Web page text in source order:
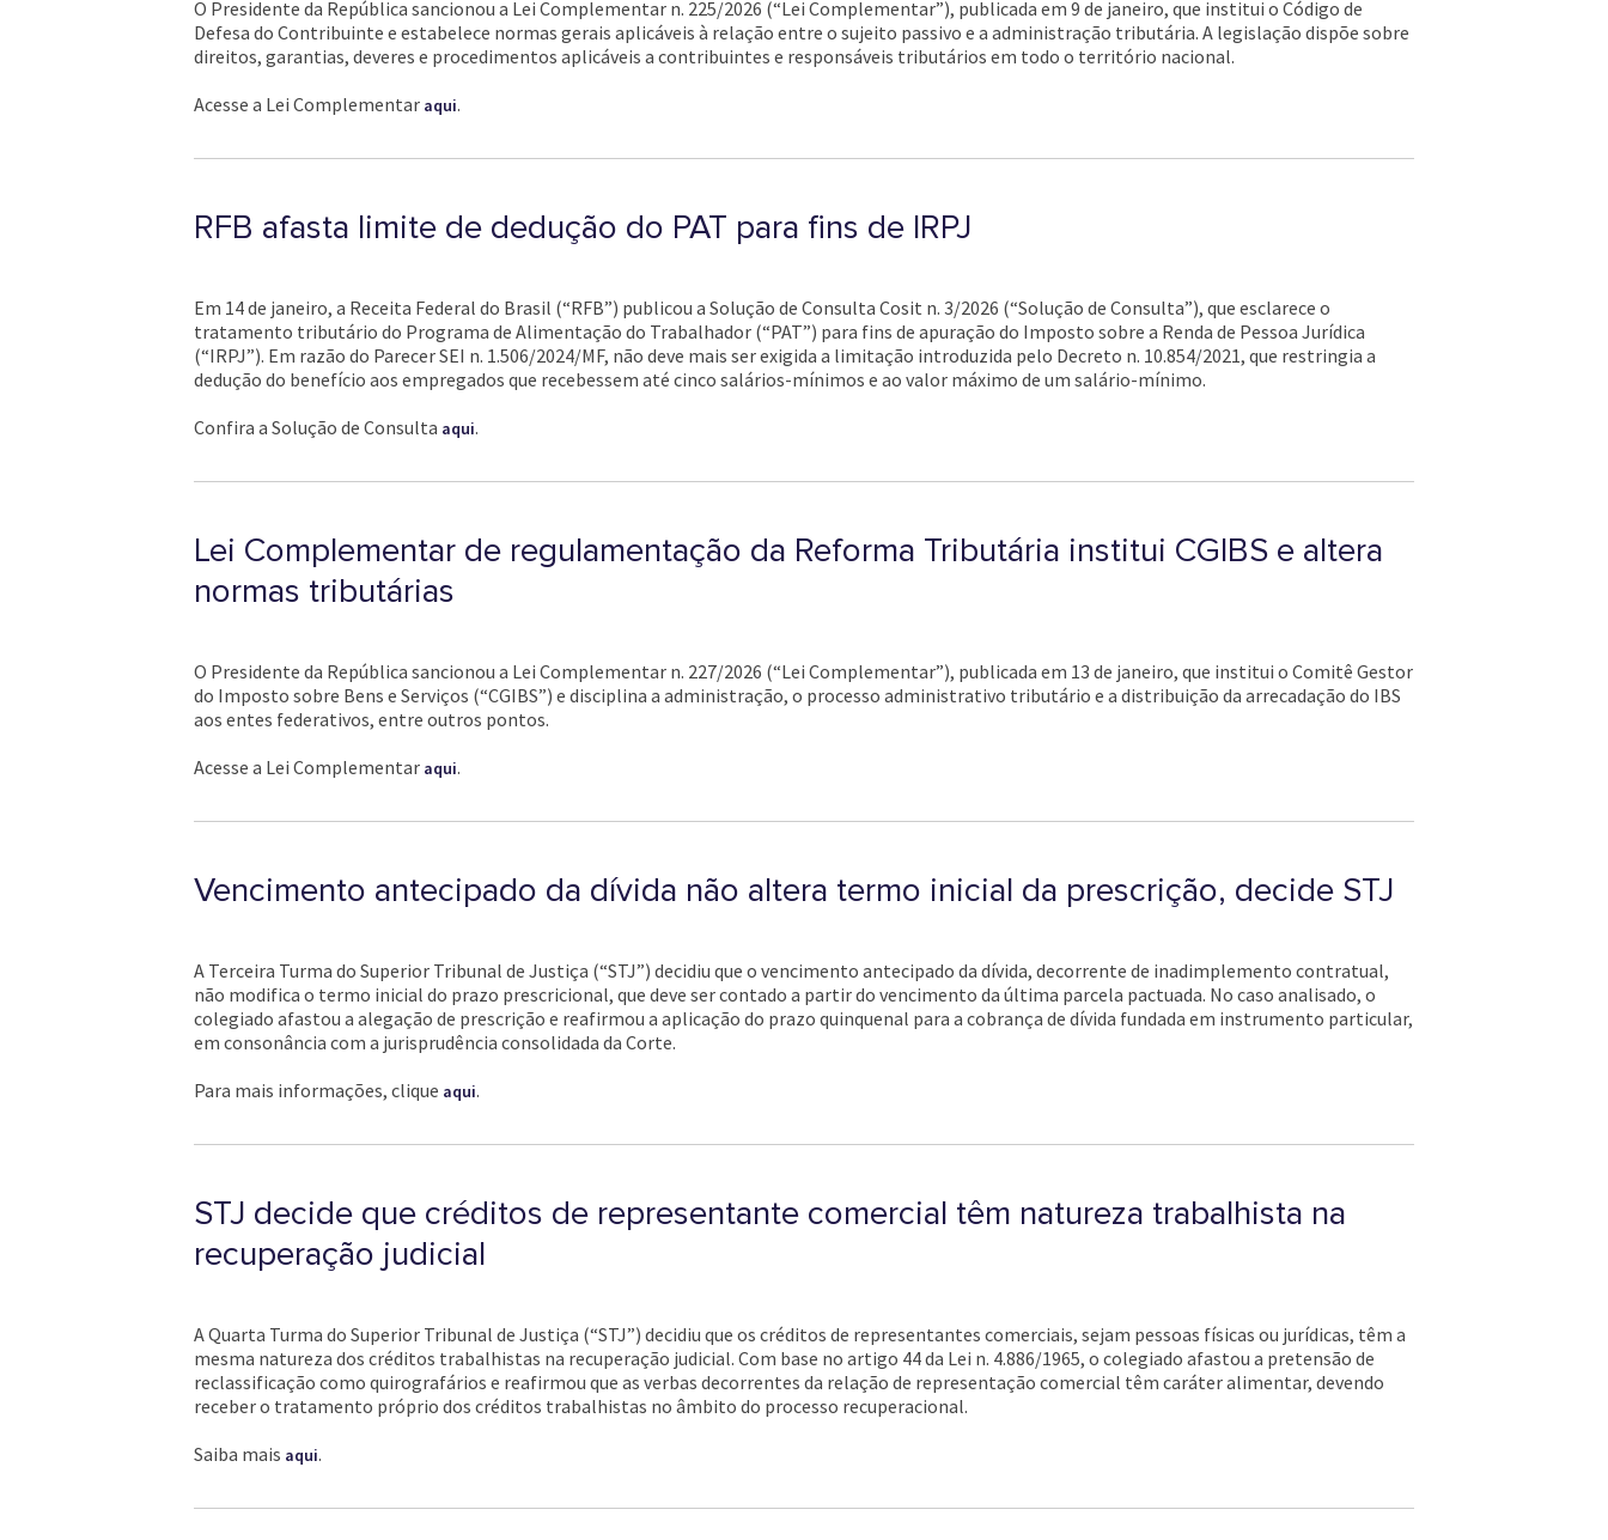
O Presidente da República sancionou a Lei Complementar n. 225/2026 (“Lei Complementar”), publicada em 9 de janeiro, que institui o Código de
Defesa do Contribuinte e estabelece normas gerais aplicáveis à relação entre o sujeito passivo e a administração tributária. A legislação dispõe sobre
direitos, garantias, deveres e procedimentos aplicáveis a contribuintes e responsáveis tributários em todo o território nacional.
Acesse a Lei Complementar aqui.
RFB afasta limite de dedução do PAT para fins de IRPJ
Em 14 de janeiro, a Receita Federal do Brasil (“RFB”) publicou a Solução de Consulta Cosit n. 3/2026 (“Solução de Consulta”), que esclarece o
tratamento tributário do Programa de Alimentação do Trabalhador (“PAT”) para fins de apuração do Imposto sobre a Renda de Pessoa Jurídica
(“IRPJ”). Em razão do Parecer SEI n. 1.506/2024/MF, não deve mais ser exigida a limitação introduzida pelo Decreto n. 10.854/2021, que restringia a
dedução do benefício aos empregados que recebessem até cinco salários-mínimos e ao valor máximo de um salário-mínimo.
Confira a Solução de Consulta aqui.
Lei Complementar de regulamentação da Reforma Tributária institui CGIBS e altera
normas tributárias
O Presidente da República sancionou a Lei Complementar n. 227/2026 (“Lei Complementar”), publicada em 13 de janeiro, que institui o Comitê Gestor
do Imposto sobre Bens e Serviços (“CGIBS”) e disciplina a administração, o processo administrativo tributário e a distribuição da arrecadação do IBS
aos entes federativos, entre outros pontos.
Acesse a Lei Complementar aqui.
Vencimento antecipado da dívida não altera termo inicial da prescrição, decide STJ
A Terceira Turma do Superior Tribunal de Justiça (“STJ”) decidiu que o vencimento antecipado da dívida, decorrente de inadimplemento contratual,
não modifica o termo inicial do prazo prescricional, que deve ser contado a partir do vencimento da última parcela pactuada. No caso analisado, o
colegiado afastou a alegação de prescrição e reafirmou a aplicação do prazo quinquenal para a cobrança de dívida fundada em instrumento particular,
em consonância com a jurisprudência consolidada da Corte.
Para mais informações, clique aqui.
STJ decide que créditos de representante comercial têm natureza trabalhista na
recuperação judicial
A Quarta Turma do Superior Tribunal de Justiça (“STJ”) decidiu que os créditos de representantes comerciais, sejam pessoas físicas ou jurídicas, têm a
mesma natureza dos créditos trabalhistas na recuperação judicial. Com base no artigo 44 da Lei n. 4.886/1965, o colegiado afastou a pretensão de
reclassificação como quirografários e reafirmou que as verbas decorrentes da relação de representação comercial têm caráter alimentar, devendo
receber o tratamento próprio dos créditos trabalhistas no âmbito do processo recuperacional.
Saiba mais aqui.